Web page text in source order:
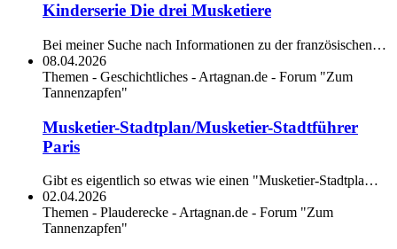
Kinderserie Die drei Musketiere
Bei meiner Suche nach Informationen zu der französischen…
08.04.2026
Themen - Geschichtliches - Artagnan.de - Forum "Zum
Tannenzapfen"
Musketier-Stadtplan/Musketier-Stadtführer
Paris
Gibt es eigentlich so etwas wie einen "Musketier-Stadtpla…
02.04.2026
Themen - Plauderecke - Artagnan.de - Forum "Zum
Tannenzapfen"